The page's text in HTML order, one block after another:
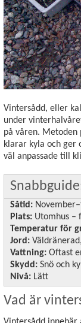
Vintersådd, eller
under
på våren. Metoden
klarar kyla och ger
väl anpassade till
Såtid:
Plats: Utomhus –
Temperatur för
Jord:
Vattning: Oftast
Skydd: Snö och
Nivå: Lätt
Vad är